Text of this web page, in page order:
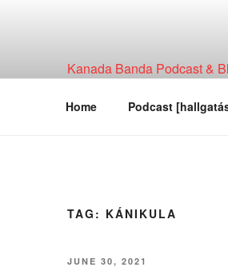
Kanada Banda Podcast &
Home Podcast
TAG: KÁNIKULA
POSTED
JUNE 30, 2021